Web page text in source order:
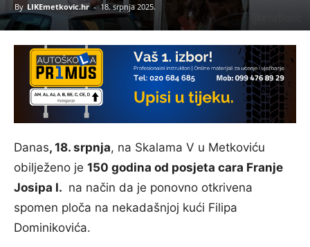
By LIKEmetkovic.hr - 18. srpnja 2025.
Danas, 18. srpnja, na Skalama V u Metkoviću
obilježeno je 150 godina od posjeta cara Franje
Josipa I. na način da je ponovno otkrivena
spomen ploča na nekadašnjoj kući Filipa
Dominikovića.